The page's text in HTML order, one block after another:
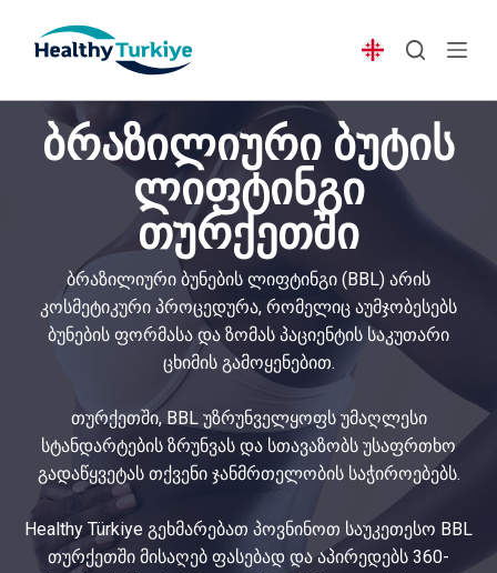
p
ბრაზილიური ბუტის
ლიფტინგი
თურქეთში
ბრაზილიური ბუნების ლიფტინგი (BBL) არის
კოსმეტიკური პროცედურა, რომელიც აუმჯობესებს
ბუნების ფორმასა და ზომას პაციენტის საკუთარი
ცხიმის გამოყენებით.
თურქეთში, BBL უზრუნველყოფს უმაღლესი
სტანდარტების ზრუნვას და სთავაზობს უსაფრთხო
გადაწყვეტას თქვენი ჯანმრთელობის საჭიროებებს.
Healthy Türkiye გეხმარებათ პოვნინოთ საუკეთესო BBL
თურქეთში მისაღებ ფასებად და აპირედებს 360-